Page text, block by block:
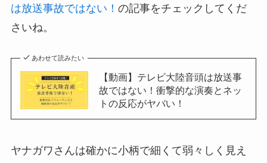
は放送事故ではない！ の記事をチェックしてくだ
さいね。
あわせて読みたい
【動画】テレビ大陸音頭は放送事
故ではない！衝撃的な演奏とネッ
トの反応がヤバい！
ヤナガワさんは確かに小柄で細くて弱々しく見え